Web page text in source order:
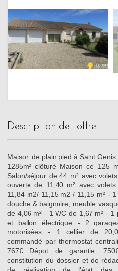
description de l'offre
Maison de plain pied à Saint
1285m² clôturé Maison de 125
Salon/séjour de 44 m² avec
ouverte de 11,40 m² avec
11,84 m2/ 11,15 m2 / 11,15 m² -
douche & baignoire, meuble
de 4,06 m² - 1 WC de 1,67 m² - 1
et ballon électrique - 2
motorisées - 1 cellier de
commandé par thermostat
767€ Dépot de garantie:
constitution du dossier et de
de réalisation de l'état des